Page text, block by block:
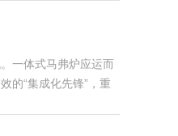
一体式马弗炉应运而
的“集成化先锋”，重